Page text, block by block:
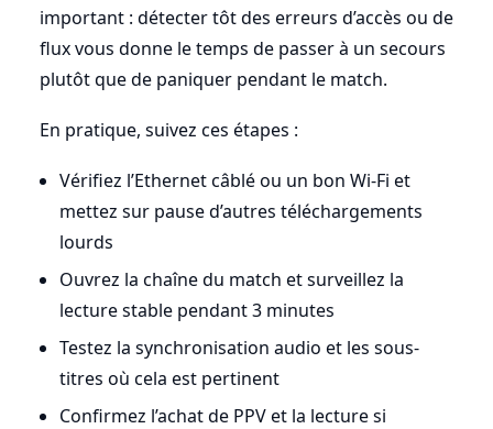
important : détecter tôt des erreurs d’accès ou de
flux vous donne le temps de passer à un secours
plutôt que de paniquer pendant le match.
En pratique, suivez ces étapes :
Vérifiez l’Ethernet câblé ou un bon Wi-Fi et
mettez sur pause d’autres téléchargements
lourds
Ouvrez la chaîne du match et surveillez la
lecture stable pendant 3 minutes
Testez la synchronisation audio et les sous-
titres où cela est pertinent
Confirmez l’achat de PPV et la lecture si